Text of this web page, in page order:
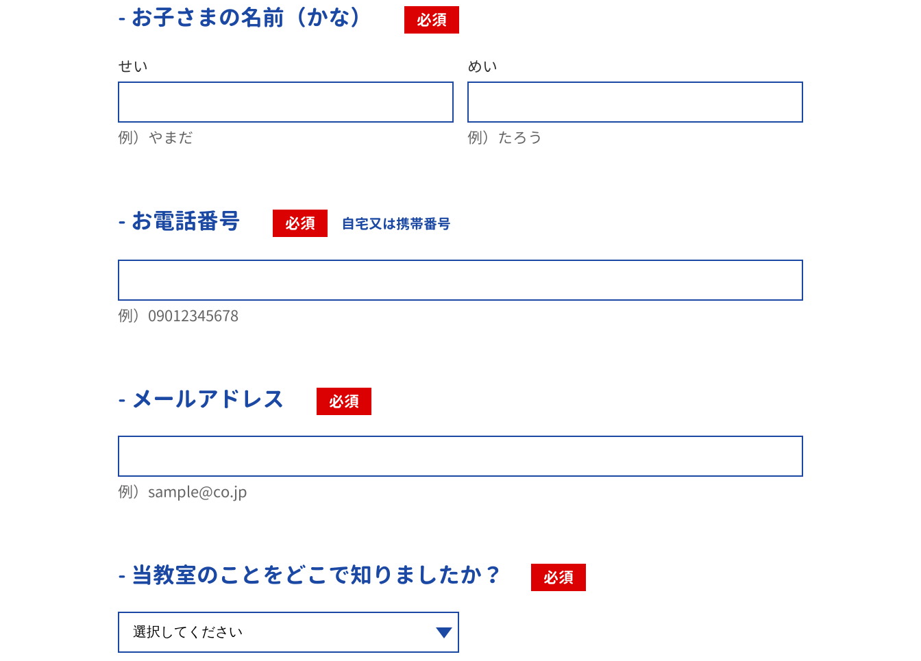
- お子さまの名前（かな） 必須
せい
例）やまだ
めい
例）たろう
- お電話番号 必須 自宅又は携帯番号
例）09012345678
- メールアドレス 必須
例）sample@co.jp
- 当教室のことをどこで知りましたか？ 必須